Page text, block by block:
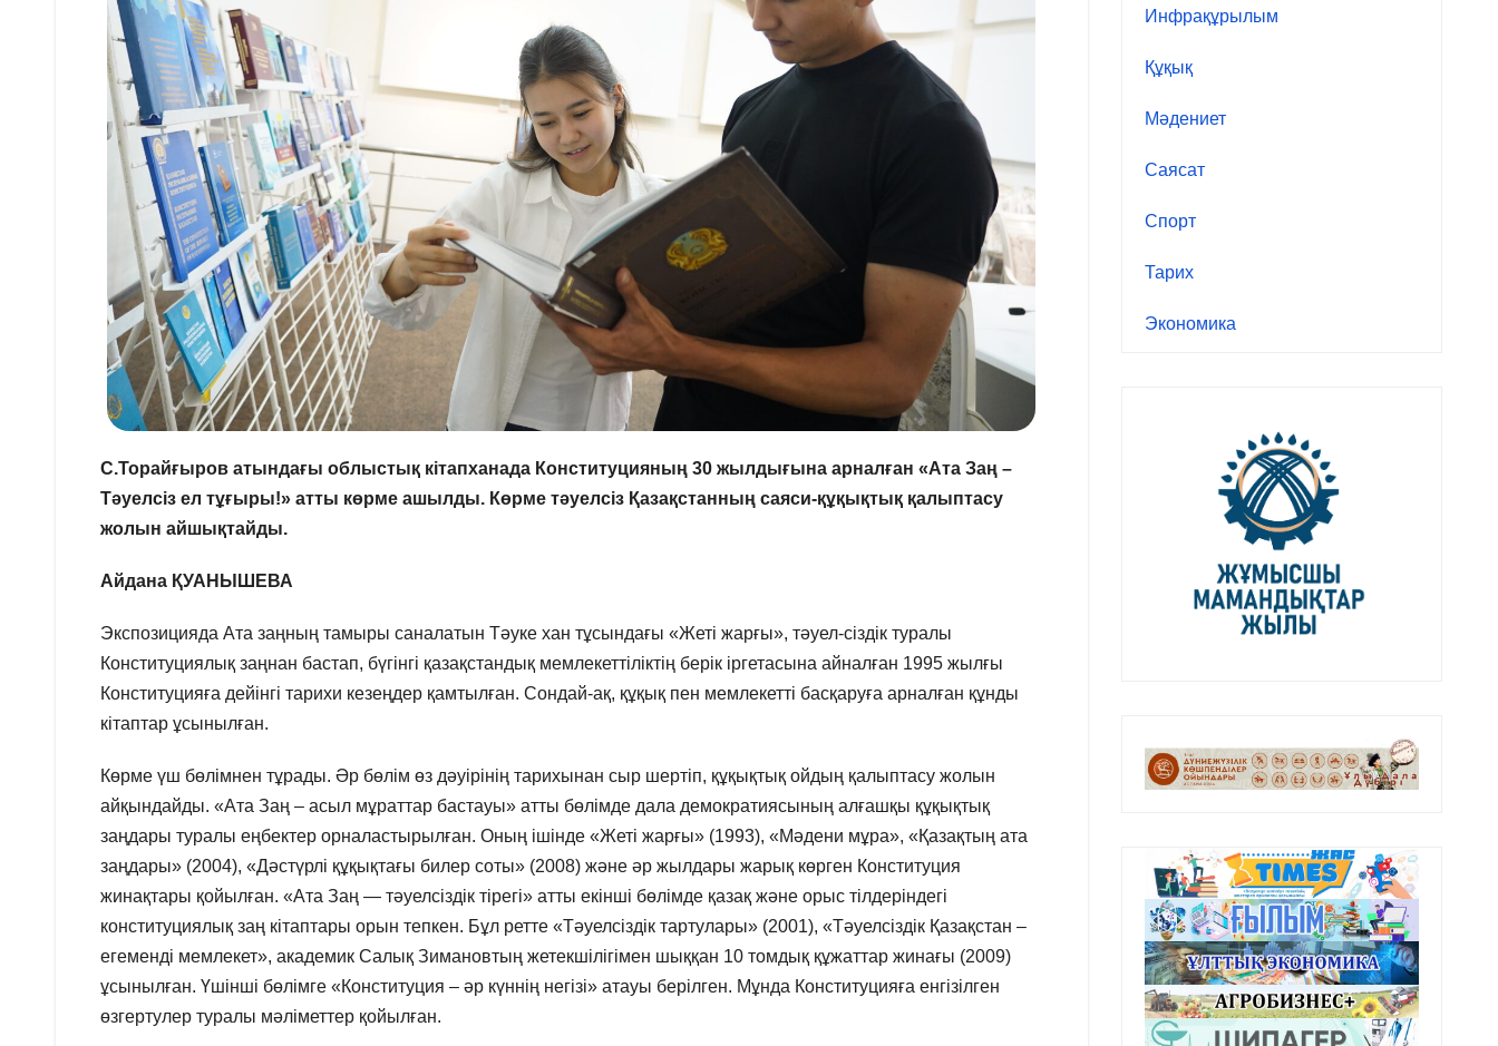
С.Торайғыров атындағы облыстық кітапханада Конституцияның 30 жылдығына арналған «Ата Заң –
Тәуелсіз ел тұғыры!» атты көрме ашылды. Көрме тәуелсіз Қазақстанның саяси-құқықтық қалыптасу
жолын айшықтайды.
Айдана ҚУАНЫШЕВА
Экспозицияда Ата заңның тамыры саналатын Тәуке хан тұсындағы «Жеті жарғы», тәуел-сіздік туралы
Конституциялық заңнан бастап, бүгінгі қазақстандық мемлекеттіліктің берік іргетасына айналған 1995 жылғы
Конституцияға дейінгі тарихи кезеңдер қамтылған. Сондай-ақ, құқық пен мемлекетті басқаруға арналған құнды
кітаптар ұсынылған.
Көрме үш бөлімнен тұрады. Әр бөлім өз дәуірінің тарихынан сыр шертіп, құқықтық ойдың қалыптасу жолын
айқындайды. «Ата Заң – асыл мұраттар бастауы» атты бөлімде дала демократиясының алғашқы құқықтық
заңдары туралы еңбектер орналастырылған. Оның ішінде «Жеті жарғы» (1993), «Мәдени мұра», «Қазақтың ата
заңдары» (2004), «Дәстүрлі құқықтағы билер соты» (2008) және әр жылдары жарық көрген Конституция
жинақтары қойылған. «Ата Заң — тәуелсіздік тірегі» атты екінші бөлімде қазақ және орыс тілдеріндегі
конституциялық заң кітаптары орын тепкен. Бұл ретте «Тәуелсіздік тартулары» (2001), «Тәуелсіздік Қазақстан –
егеменді мемлекет», академик Салық Зимановтың жетекшілігімен шыққан 10 томдық құжаттар жинағы (2009)
ұсынылған. Үшінші бөлімге «Конституция – әр күннің негізі» атауы берілген. Мұнда Конституцияға енгізілген
өзгертулер туралы мәліметтер қойылған.
Инфрақұрылым
Құқық
Мәдениет
Саясат
Спорт
Тарих
Экономика